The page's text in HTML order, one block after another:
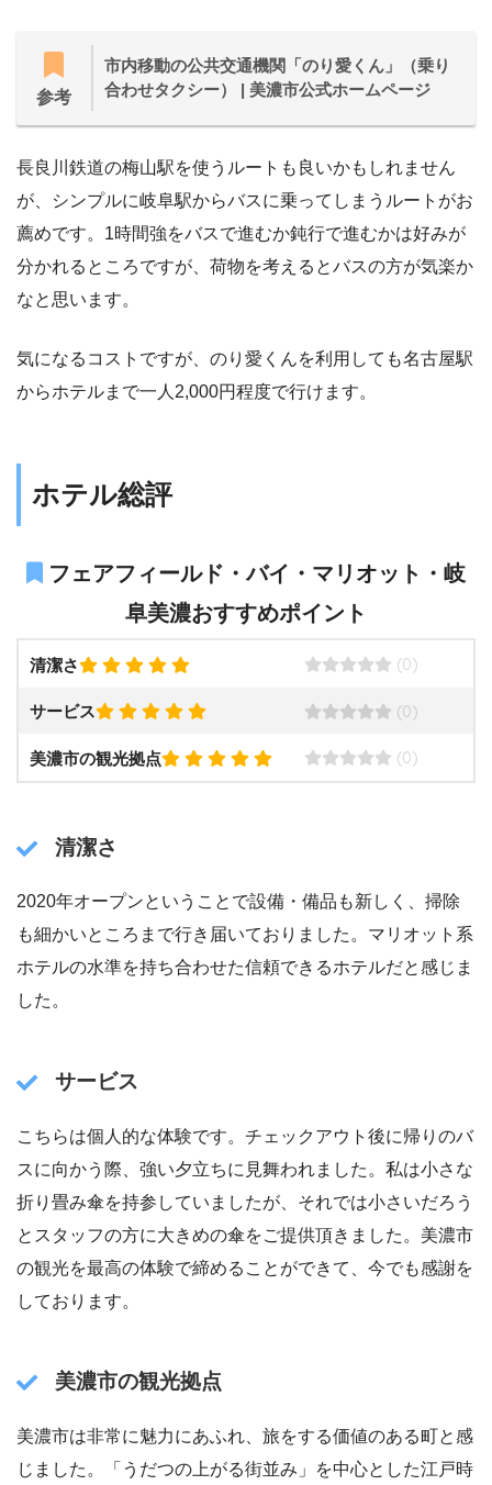
参考
市内移動の公共交通機関「のり愛くん」（乗り
合わせタクシー） | 美濃市公式ホームページ
長良川鉄道の梅山駅を使うルートも良いかもしれません
が、シンプルに岐阜駅からバスに乗ってしまうルートがお
薦めです。1時間強をバスで進むか鈍行で進むかは好みが
分かれるところですが、荷物を考えるとバスの方が気楽か
なと思います。
気になるコストですが、のり愛くんを利用しても名古屋駅
からホテルまで一人2,000円程度で行けます。
ホテル総評
フェアフィールド・バイ・マリオット・岐
阜美濃おすすめポイント
清潔さ (0)
サービス (0)
美濃市の観光拠点 (0)
清潔さ
2020年オープンということで設備・備品も新しく、掃除
も細かいところまで行き届いておりました。マリオット系
ホテルの水準を持ち合わせた信頼できるホテルだと感じま
した。
サービス
こちらは個人的な体験です。チェックアウト後に帰りのバ
スに向かう際、強い夕立ちに見舞われました。私は小さな
折り畳み傘を持参していましたが、それでは小さいだろう
とスタッフの方に大きめの傘をご提供頂きました。美濃市
の観光を最高の体験で締めることができて、今でも感謝を
しております。
美濃市の観光拠点
美濃市は非常に魅力にあふれ、旅をする価値のある町と感
じました。「うだつの上がる街並み」を中心とした江戸時